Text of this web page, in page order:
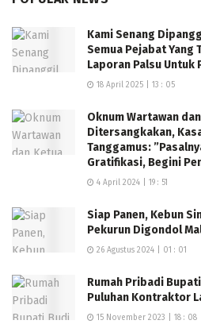
Kami Senang
Semua Pejabat Yang
Laporan Palsu Untuk
18 April 2025 | 13 : 05
Oknum Wartawan
Ditersangkakan,
Tanggamus:
Gratifikasi, Begini
4 April 2024 | 19 : 51
Siap Panen, Kebun
Pekurun Digondol
26 Agustus 2024 | 01 : 01
Rumah Pribadi
Puluhan Kontraktor
15 November 2023 | 18 : 08